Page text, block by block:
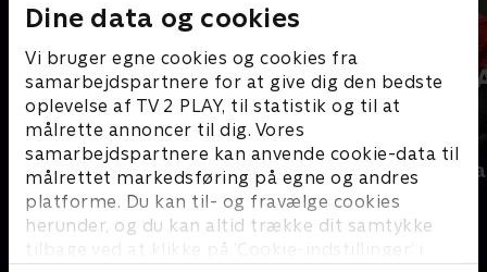
Dine data og cookies
Vi bruger egne cookies og cookies fra
samarbejdspartnere for at give dig den bedste
oplevelse af TV 2 PLAY, til statistik og til at
målrette annoncer til dig. Vores
samarbejdspartnere kan anvende cookie-data til
målrettet markedsføring på egne og andres
platforme. Du kan til- og fravælge cookies
herunder, og du kan altid trække dit samtykke
tilbage ved at klikke på ’Cookie-indstillinger’ i
Interview med dronning Margrethe
- 100-året for Genforeningen
2020 • Nyheder • 38 min
Nyheder